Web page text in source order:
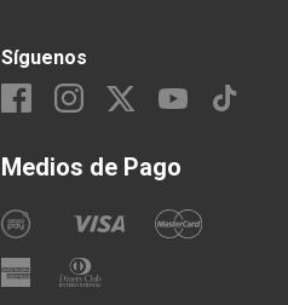
Síguenos
Medios de Pago